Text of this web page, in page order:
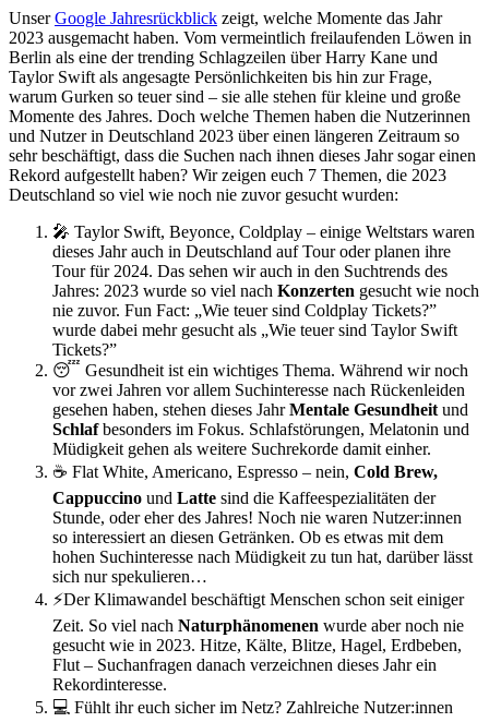
UnserGoogle Jahresrückblick zeigt, welche Momente das Jahr
2023 ausgemacht haben. Vom vermeintlich freilaufenden Löwen in
Berlin als eine der trending Schlagzeilen über Harry Kane und
Taylor Swift als angesagte Persönlichkeiten bis hin zur Frage,
warum Gurken so teuer sind – sie alle stehen für kleine und große
Momente des Jahres. Doch welche Themen haben die Nutzerinnen
und Nutzer in Deutschland 2023 über einen längeren Zeitraum so
sehr beschäftigt, dass die Suchen nach ihnen dieses Jahr sogar einen
Rekord aufgestellt haben? Wir zeigen euch 7 Themen, die 2023
Deutschland so viel wie noch nie zuvor gesucht wurden:
🎤 Taylor Swift, Beyonce, Coldplay – einige Weltstars waren
dieses Jahr auch in Deutschland auf Tour oder planen ihre
Tour für 2024. Das sehen wir auch in den Suchtrends des
Jahres: 2023 wurde so viel nach Konzerten gesucht wie noch
nie zuvor. Fun Fact: „Wie teuer sind Coldplay Tickets?”
wurde dabei mehr gesucht als „Wie teuer sind Taylor Swift
Tickets?”
😴 Gesundheit ist ein wichtiges Thema. Während wir noch
vor zwei Jahren vor allem Suchinteresse nach Rückenleiden
gesehen haben, stehen dieses JahrMentale Gesundheit und
Schlafbesonders im Fokus. Schlafstörungen, Melatonin und
Müdigkeit gehen als weitere Suchrekorde damit einher.
☕️ Flat White, Americano, Espresso – nein, Cold Brew,
Cappuccino und Latte sind die Kaffeespezialitäten der
Stunde, oder eher des Jahres! Noch nie waren Nutzer:innen
so interessiert an diesen Getränken. Ob es etwas mit dem
hohen Suchinteresse nach Müdigkeit zu tun hat, darüber lässt
sich nur spekulieren…
⚡️Der Klimawandel beschäftigt Menschen schon seit einiger
Zeit. So viel nach Naturphänomenen wurde aber noch nie
gesucht wie in 2023. Hitze, Kälte, Blitze, Hagel, Erdbeben,
Flut – Suchanfragen danach verzeichnen dieses Jahr ein
Rekordinteresse.
💻 Fühlt ihr euch sicher im Netz? Zahlreiche Nutzer:innen